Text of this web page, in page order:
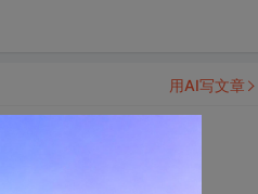
用AI写文章